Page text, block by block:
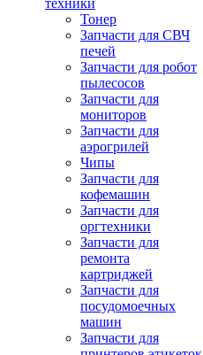
техники
Тонер
Запчасти для СВЧ
печей
Запчасти для робот
пылесосов
Запчасти для
мониторов
Запчасти для
аэрогрилей
Чипы
Запчасти для
кофемашин
Запчасти для
оргтехники
Запчасти для
ремонта
картриджей
Запчасти для
посудомоечных
машин
Запчасти для